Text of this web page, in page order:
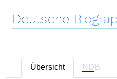
Deutsche
Übersicht NDB